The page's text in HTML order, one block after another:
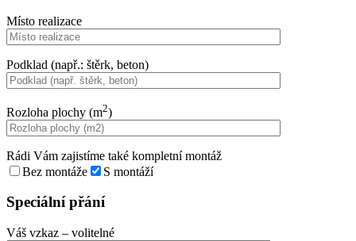
Místo realizace
Podklad (např.: štěrk, beton)
Rozloha plochy (m2)
Rádi Vám zajistíme také kompletní montáž
Bez montáže
S montáží
Speciální přání
Váš vzkaz – volitelné